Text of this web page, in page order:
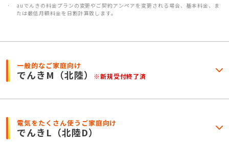
auでんきの料金プランの変更やご契約アンペアを変更される場合、基本料金、ま
たは最低月額料金を日割計算致します。
一般的なご家庭向け
でんきM （北陸） ※新規受付終了済
電気をたくさん使うご家庭向け
でんきL （北陸D）